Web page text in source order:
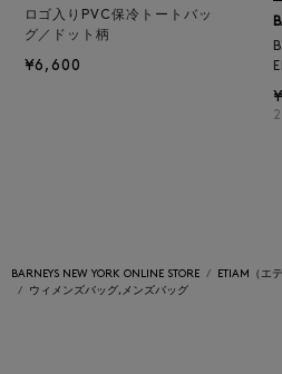
ロゴ入りPVC保冷トートバッ
グ／ドット柄
¥6,600
2
BARNEYS NEW YORK ONLINE STORE
ETIAM（エ
ウィメンズバッグ,メンズバッグ